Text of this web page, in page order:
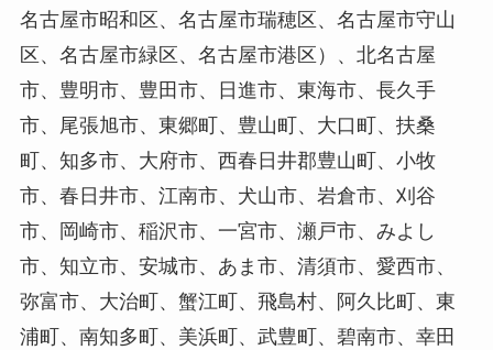
名古屋市昭和区、名古屋市瑞穂区、名古屋市守山
区、名古屋市緑区、名古屋市港区）、北名古屋
市、豊明市、豊田市、日進市、東海市、長久手
市、尾張旭市、東郷町、豊山町、大口町、扶桑
町、知多市、大府市、西春日井郡豊山町、小牧
市、春日井市、江南市、犬山市、岩倉市、刈谷
市、岡崎市、稲沢市、一宮市、瀬戸市、みよし
市、知立市、安城市、あま市、清須市、愛西市、
弥富市、大治町、蟹江町、飛島村、阿久比町、東
浦町、南知多町、美浜町、武豊町、碧南市、幸田